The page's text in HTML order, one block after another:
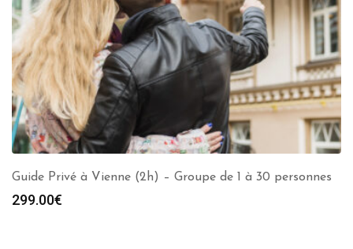
Guide Privé à Vienne (2h) – Groupe de 1 à 30 personnes
299.00€